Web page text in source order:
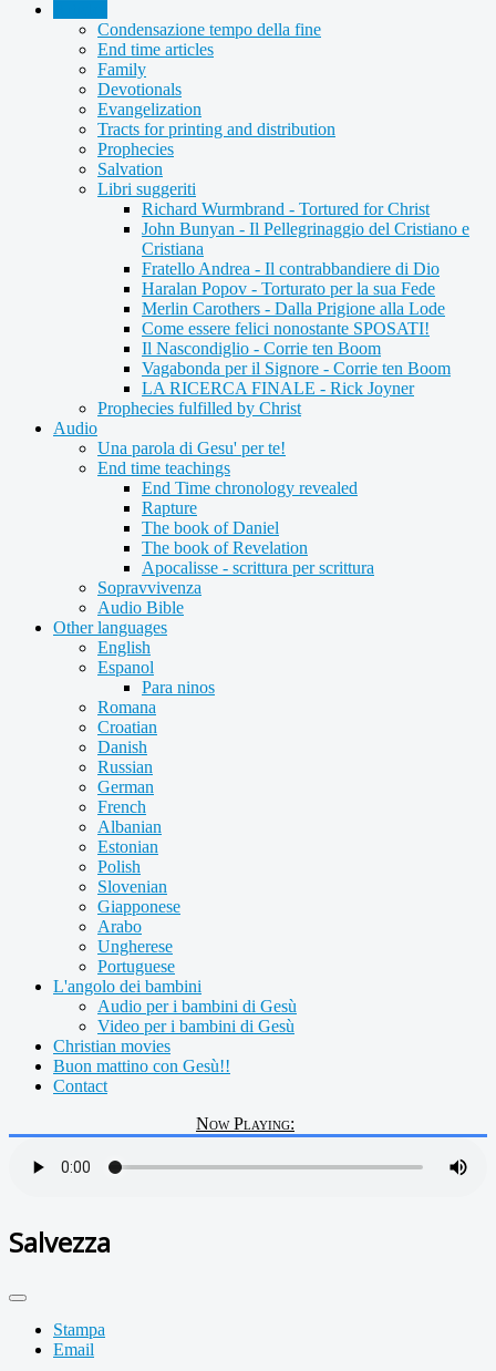
Condensazione tempo della fine
End time articles
Family
Devotionals
Evangelization
Tracts for printing and distribution
Prophecies
Salvation
Libri suggeriti
Richard Wurmbrand - Tortured for Christ
John Bunyan - Il Pellegrinaggio del Cristiano e
Cristiana
Fratello Andrea - Il contrabbandiere di Dio
Haralan Popov - Torturato per la sua Fede
Merlin Carothers - Dalla Prigione alla Lode
Come essere felici nonostante SPOSATI!
Il Nascondiglio - Corrie ten Boom
Vagabonda per il Signore - Corrie ten Boom
LA RICERCA FINALE - Rick Joyner
Prophecies fulfilled by Christ
Audio
Una parola di Gesu' per te!
End time teachings
End Time chronology revealed
Rapture
The book of Daniel
The book of Revelation
Apocalisse - scrittura per scrittura
Sopravvivenza
Audio Bible
Other languages
English
Espanol
Para ninos
Romana
Croatian
Danish
Russian
German
French
Albanian
Estonian
Polish
Slovenian
Giapponese
Arabo
Ungherese
Portuguese
L'angolo dei bambini
Audio per i bambini di Gesù
Video per i bambini di Gesù
Christian movies
Buon mattino con Gesù!!
Contact
Now Playing:
Salvezza
Stampa
Email